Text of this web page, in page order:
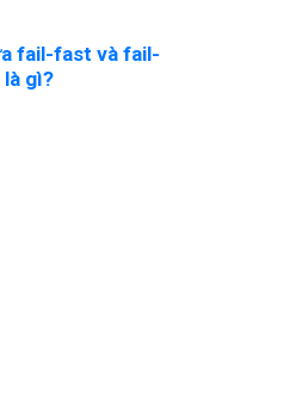
fail-fast và fail-
gì?